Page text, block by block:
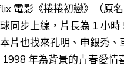
電影《捲捲初戀》（原名
同步上線，片長為 1 小
片也找來孔明、申銀秀
年為背景的青春愛情